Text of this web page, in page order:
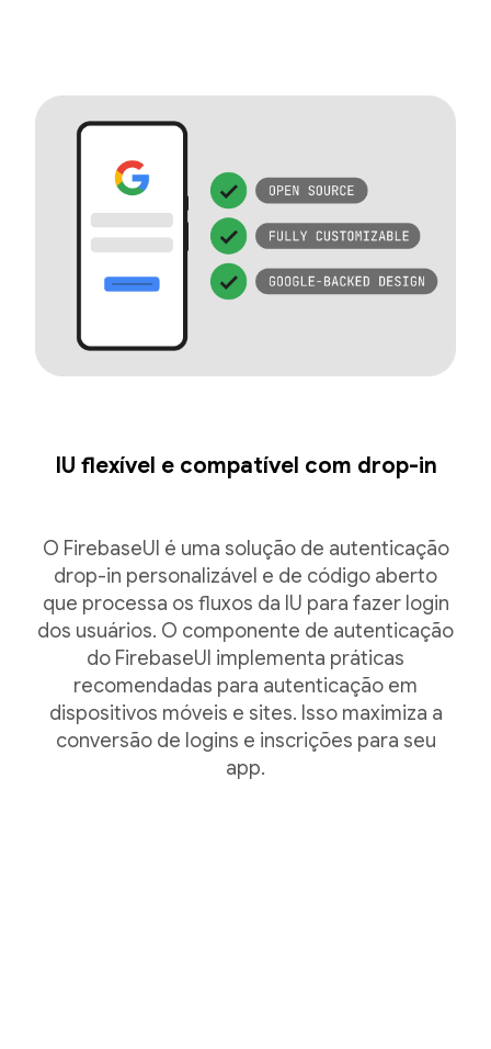
IU flexível e compatível com drop-in
O FirebaseUI é uma solução de autenticação
drop-in personalizável e de código aberto
que processa os fluxos da IU para fazer login
dos usuários. O componente de autenticação
do FirebaseUI implementa práticas
recomendadas para autenticação em
dispositivos móveis e sites. Isso maximiza a
conversão de logins e inscrições para seu
app.